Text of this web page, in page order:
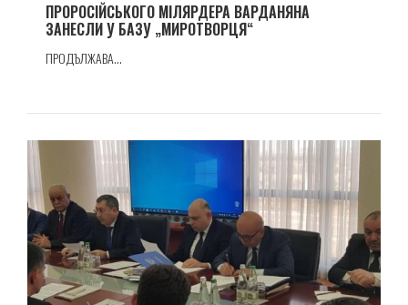
ПРОРОСIЙСЬКОГО МIЛЯРДЕРА ВАРДАНЯНА
ЗАНЕСЛИ У БАЗУ „МИРОТВОРЦЯ“
ПРОДЪЛЖАВА...